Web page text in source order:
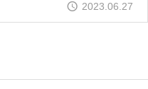
2023.06.27